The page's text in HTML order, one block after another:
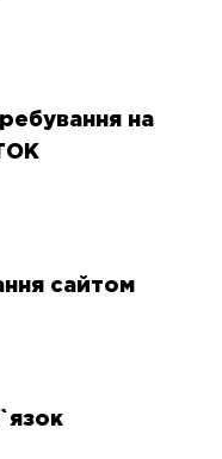
на
сайтом